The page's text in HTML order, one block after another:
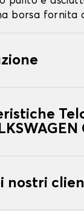
borsa fornita
nostri